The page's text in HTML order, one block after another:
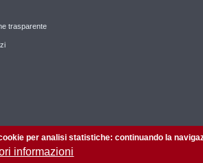
trasparente
per analisi statistiche: continuando la
informazioni